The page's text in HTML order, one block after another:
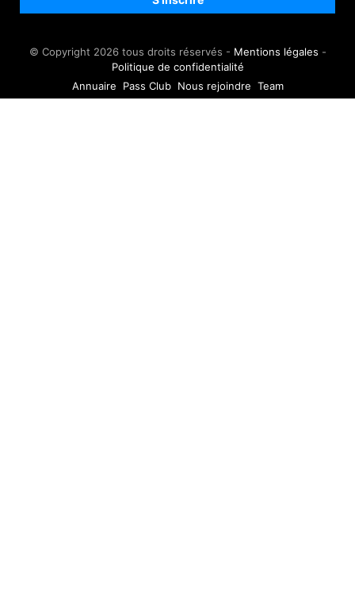
© Copyright 2026 tous droits réservés - Mentions légales -
Politique de confidentialité
Annuaire
Pass Club Nous rejoindre Team